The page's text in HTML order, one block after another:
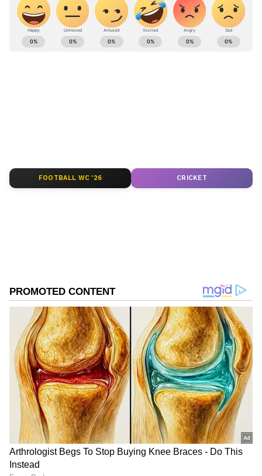
இலங்கைக்கு இந்தியா தனது முழு
ஆதரவை அளிக்கும்…
வெளியுறவுத்துறை அமைச்சர்
ABOUT THE AUTHOR
DOWNLOAD APP
RECOMMENDED STORIES
FOOTBALL WC '26 CRICKET